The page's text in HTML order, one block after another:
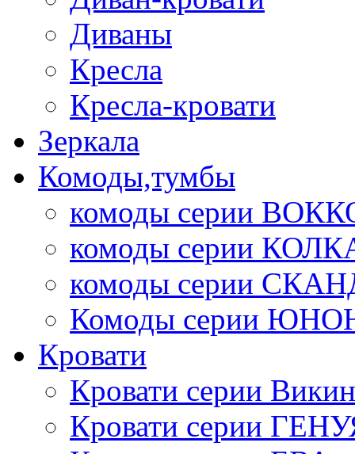
Диваны
Кресла
Кресла-кровати
Зеркала
Комоды,тумбы
комоды серии
комоды серии
комоды серии
Комоды серии
Кровати
Кровати серии
Кровати серии